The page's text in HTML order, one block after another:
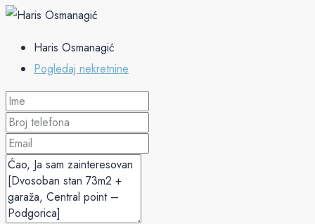
Haris Osmanagić
Pogledaj nekretnine